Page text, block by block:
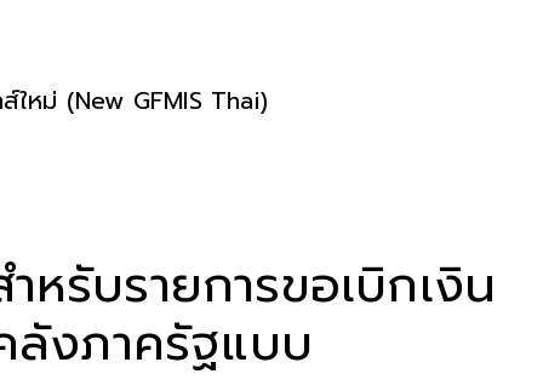
ใหม่ (New GFMIS Thai)
รับรายการขอเบิกเงิน
ลังภาครัฐแบบ